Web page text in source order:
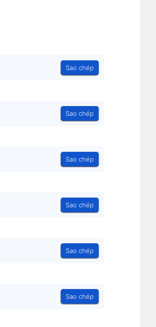
Sao chép
Sao chép
Sao chép
Sao chép
Sao chép
Sao chép